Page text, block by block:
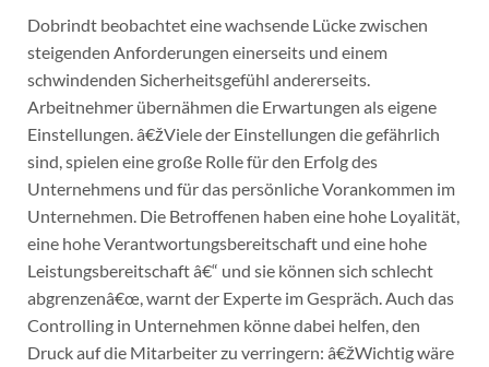
Dobrindt beobachtet eine wachsende Lücke zwischen
steigenden Anforderungen einerseits und einem
schwindenden Sicherheitsgefühl andererseits.
Arbeitnehmer übernähmen die Erwartungen als eigene
Einstellungen. â€žViele der Einstellungen die gefährlich
sind, spielen eine große Rolle für den Erfolg des
Unternehmens und für das persönliche Vorankommen im
Unternehmen. Die Betroffenen haben eine hohe Loyalität,
eine hohe Verantwortungsbereitschaft und eine hohe
Leistungsbereitschaft â€“ und sie können sich schlecht
abgrenzenâ€œ, warnt der Experte im Gespräch. Auch das
Controlling in Unternehmen könne dabei helfen, den
Druck auf die Mitarbeiter zu verringern: â€žWichtig wäre